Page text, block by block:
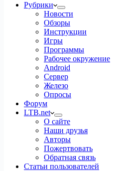
Рубрики
Новости
Обзоры
Инструкции
Игры
Программы
Рабочее окружение
Android
Сервер
Железо
Опросы
Форум
LTB.net
О сайте
Наши друзья
Авторы
Пожертвовать
Обратная связь
Статьи пользователей